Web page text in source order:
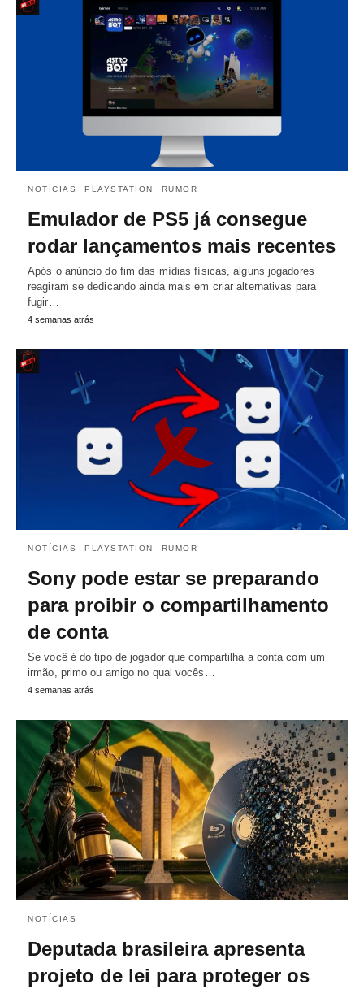
NOTÍCIAS PLAYSTATION RUMOR
Emulador de PS5 já consegue
rodar lançamentos mais recentes
Após o anúncio do fim das mídias físicas, alguns jogadores
reagiram se dedicando ainda mais em criar alternativas para
fugir…
4 semanas atrás
NOTÍCIAS PLAYSTATION RUMOR
Sony pode estar se preparando
para proibir o compartilhamento
de conta
Se você é do tipo de jogador que compartilha a conta com um
irmão, primo ou amigo no qual vocês…
4 semanas atrás
NOTÍCIAS
Deputada brasileira apresenta
projeto de lei para proteger os